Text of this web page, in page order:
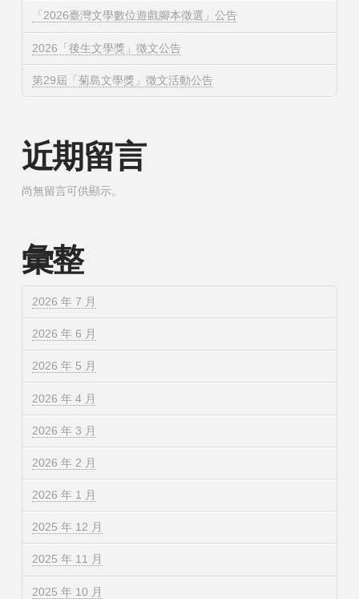
「2026臺灣文學數位遊戲腳本徵選」公告
2026「後生文學獎」徵文公告
第29屆「菊島文學獎」徵文活動公告
近期留言
尚無留言可供顯示。
彙整
2026 年 7 月
2026 年 6 月
2026 年 5 月
2026 年 4 月
2026 年 3 月
2026 年 2 月
2026 年 1 月
2025 年 12 月
2025 年 11 月
2025 年 10 月